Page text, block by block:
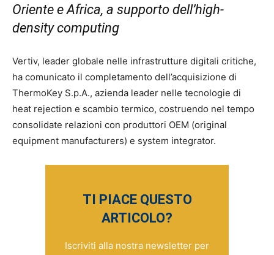
Oriente e Africa, a supporto dell’high-
density computing
Vertiv, leader globale nelle infrastrutture digitali critiche,
ha comunicato il completamento dell’acquisizione di
ThermoKey S.p.A., azienda leader nelle tecnologie di
heat rejection e scambio termico, costruendo nel tempo
consolidate relazioni con produttori OEM (original
equipment manufacturers) e system integrator.
TI PIACE QUESTO
ARTICOLO?
Iscriviti alla nostra newsletter per